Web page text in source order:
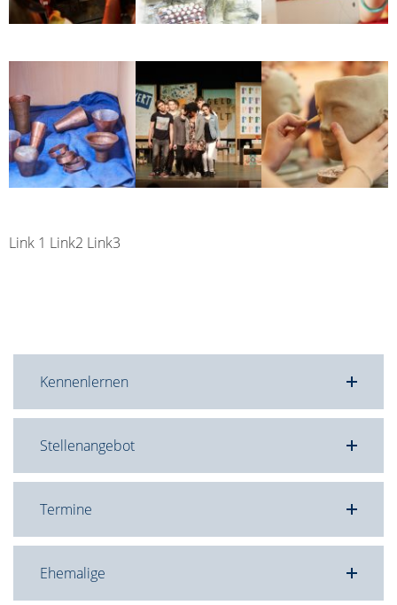
Link 1 Link2 Link3
Kennenlernen
Stellenangebot
Termine
Ehemalige